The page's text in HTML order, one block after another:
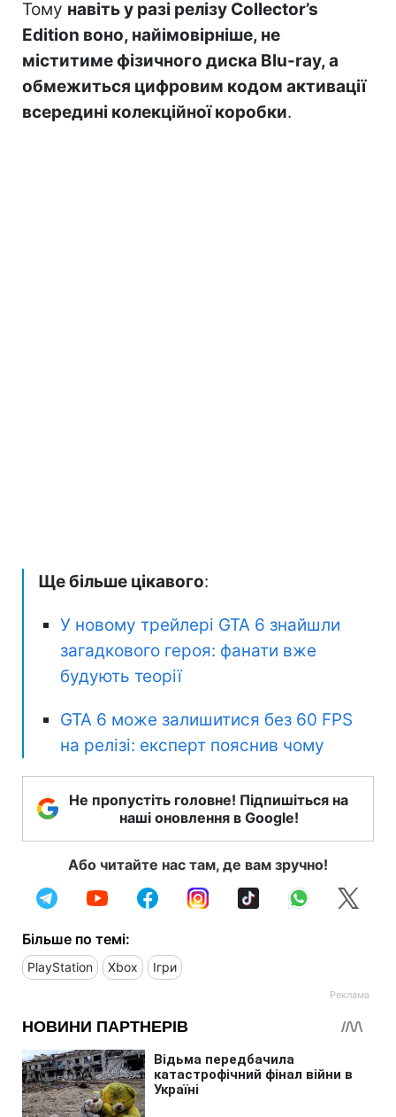
Тому навіть у разі релізу Collector’s
Edition воно, найімовірніше, не
міститиме фізичного диска Blu-ray, а
обмежиться цифровим кодом активації
всередині колекційної коробки.
Ще більше цікавого:
У новому трейлері GTA 6 знайшли
загадкового героя: фанати вже
будують теорії
GTA 6 може залишитися без 60 FPS
на релізі: експерт пояснив чому
Не пропустіть головне! Підпишіться на
наші оновлення в Google!
Або читайте нас там, де вам зручно!
Більше по темі:
PlayStation Xbox Ігри